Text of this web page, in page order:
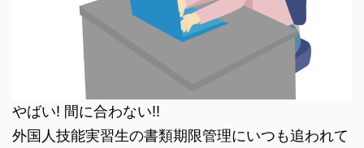
やばい! 間に合わない!!
外国人技能実習生の書類期限管理にいつも追われて